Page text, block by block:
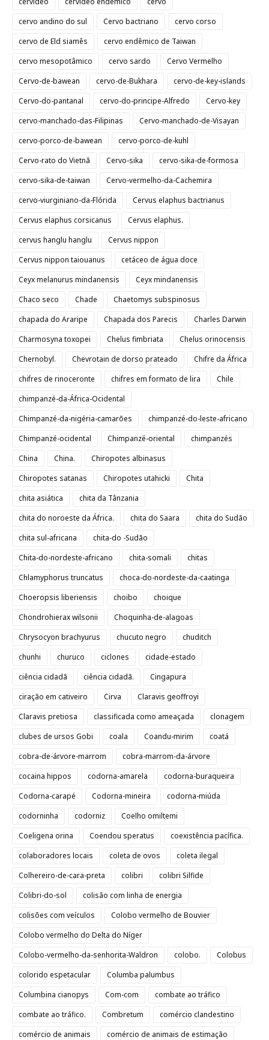
cervo andino do sul
Cervo bactriano
cervo corso
cervo de Eld siamês
cervo endêmico de Taiwan
cervo mesopotâmico
cervo sardo
Cervo Vermelho
Cervo-de-bawean
cervo-de-Bukhara
cervo-de-key-islands
Cervo-do-pantanal
cervo-do-principe-Alfredo
Cervo-key
cervo-manchado-das-Filipinas
Cervo-manchado-de-Visayan
cervo-porco-de-bawean
cervo-porco-de-kuhl
Cervo-rato do Vietnã
Cervo-sika
cervo-sika-de-formosa
cervo-sika-de-taiwan
Cervo-vermelho-da-Cachemira
cervo-viurginiano-da-Flórida
Cervus elaphus bactrianus
Cervus elaphus corsicanus
Cervus elaphus.
cervus hanglu hanglu
Cervus nippon
Cervus nippon taiouanus
cetáceo de água doce
Ceyx melanurus mindanensis
Ceyx mindanensis
Chaco seco
Chade
Chaetomys subspinosus
chapada do Araripe
Chapada dos Parecis
Charles Darwin
Charmosyna toxopei
Chelus fimbriata
Chelus orinocensis
Chernobyl.
Chevrotain de dorso prateado
Chifre da África
chifres de rinoceronte
chifres em formato de lira
Chile
chimpanzé-da-África-Ocidental
Chimpanzé-da-nigéria-camarões
chimpanzé-do-leste-africano
Chimpanzé-ocidental
Chimpanzé-oriental
chimpanzés
China
China.
Chiropotes albinasus
Chiropotes satanas
Chiropotes utahicki
Chita
chita asiática
chita da Tânzania
chita do noroeste da África.
chita do Saara
chita do Sudão
chita sul-africana
chita-do -Sudão
Chita-do-nordeste-africano
chita-somali
chitas
Chlamyphorus truncatus
choca-do-nordeste-da-caatinga
Choeropsis liberiensis
choibo
choique
Chondrohierax wilsonii
Choquinha-de-alagoas
Chrysocyon brachyurus
chucuto negro
chuditch
chunhi
churuco ciclones
cidade-estado
ciência cidadã
ciência cidadã.
Cingapura
ciração em cativeiro
Cirva
Claravis geoffroyi
Claravis pretiosa
classificada como ameaçada
clonagem
clubes de ursos Gobi
coala Coandu-mirim
coatá
cobra-de-árvore-marrom
cobra-marrom-da-árvore
cocaina hippos
codorna-amarela
codorna-buraqueira
Codorna-carapé
Codorna-mineira
codorna-miúda
codorninha
codorniz
Coelho omiltemi
Coeligena orina
Coendou speratus
coexistência pacífica.
colaboradores locais
coleta de ovos
coleta ilegal
Colhereiro-de-cara-preta
colibri
colibri Silfide
Colibri-do-sol
colisão com linha de energia
colisões com veículos
Colobo vermelho de Bouvier
Colobo vermelho do Delta do Níger
Colobo-vermelho-da-senhorita-Waldron
colobo.
Colobus
colorido espetacular
Columba palumbus
Columbina cianopys
Com-com
combate ao tráfico
combate ao tráfico.
Combretum
comércio clandestino
comércio de animais
comércio de animais de estimação